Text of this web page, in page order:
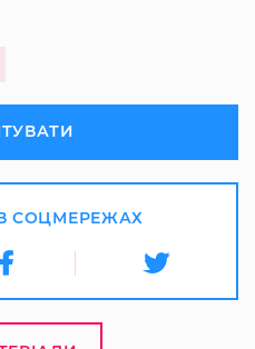
СОЦМЕРЕЖАХ